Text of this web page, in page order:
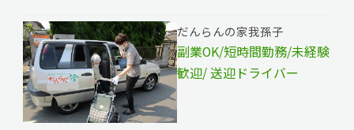
だんらんの家我孫子
副業OK/短時間勤務/未経験
歓迎/ 送迎ドライバー